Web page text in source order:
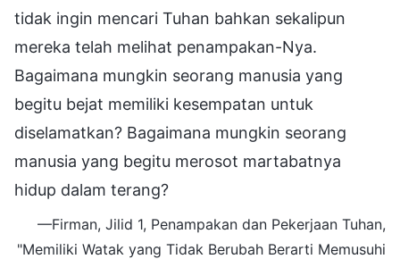
tidak ingin mencari Tuhan bahkan sekalipun
mereka telah melihat penampakan-Nya.
Bagaimana mungkin seorang manusia yang
begitu bejat memiliki kesempatan untuk
diselamatkan? Bagaimana mungkin seorang
manusia yang begitu merosot martabatnya
hidup dalam terang?
—Firman, Jilid 1, Penampakan dan Pekerjaan Tuhan,
"Memiliki Watak yang Tidak Berubah Berarti Memusuhi